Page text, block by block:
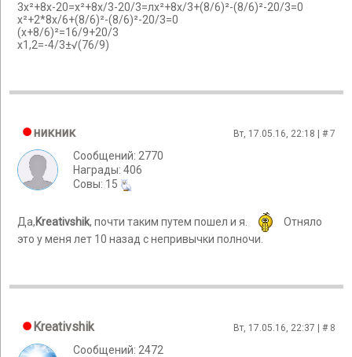
3x²+8x-20=x²+8x/3-20/3=лx²+8x/3+(8/6)²-(8/6)²-20/3=0
x²+2*8x/6+(8/6)²-(8/6)²-20/3=0
(х+8/6)²=16/9+20/3
х1,2=-4/3±√(76/9)
никник Вт, 17.05.16, 22:18 | #7
Сообщений: 2770
Награды: 406
Cовы: 15
Да,Kreativshik, почти таким путем пошел и я.
Отняло
это у меня лет 10 назад с непривычки полночи.
Kreativshik Вт, 17.05.16, 22:37 | # 8
Сообщений: 2472